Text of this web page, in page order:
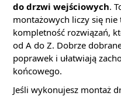
do drzwi wejściowych.
montażowych liczy się
kompletność rozwiązań,
od A do Z. Dobrze
poprawek i ułatwiają
końcowego.
Jeśli wykonujesz montaż